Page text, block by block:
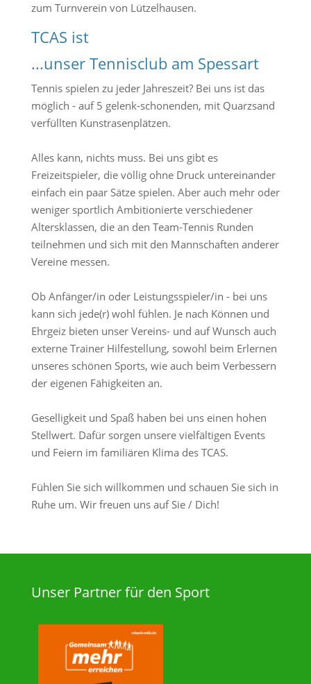
zum Turnverein von Lützelhausen.
TCAS ist
...unser Tennisclub am Spessart
Tennis spielen zu jeder Jahreszeit? Bei uns ist das
möglich - auf 5 gelenk-schonenden, mit Quarzsand
verfüllten Kunstrasenplätzen.
Alles kann, nichts muss. Bei uns gibt es
Freizeitspieler, die völlig ohne Druck untereinander
einfach ein paar Sätze spielen. Aber auch mehr oder
weniger sportlich Ambitionierte verschiedener
Altersklassen, die an den Team-Tennis Runden
teilnehmen und sich mit den Mannschaften anderer
Vereine messen.
Ob Anfänger/in oder Leistungsspieler/in - bei uns
kann sich jede(r) wohl fühlen. Je nach Können und
Ehrgeiz bieten unser Vereins- und auf Wunsch auch
externe Trainer Hilfestellung, sowohl beim Erlernen
unseres schönen Sports, wie auch beim Verbessern
der eigenen Fähigkeiten an.
Geselligkeit und Spaß haben bei uns einen hohen
Stellwert. Dafür sorgen unsere vielfältigen Events
und Feiern im familiären Klima des TCAS.
Fühlen Sie sich willkommen und schauen Sie sich in
Ruhe um. Wir freuen uns auf Sie / Dich!
Unser Partner für den Sport